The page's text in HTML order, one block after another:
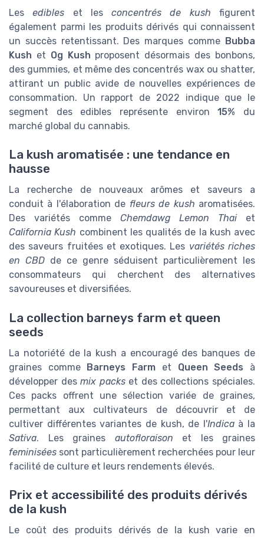
Lesedibles et lesconcentrés de kush figurent
également parmi les produits dérivés qui connaissent
un succès retentissant. Des marques comme Bubba
Kush et Og Kush proposent désormais des bonbons,
des gummies, et même des concentrés wax ou shatter,
attirant un public avide de nouvelles expériences de
consommation. Un rapport de 2022 indique que le
segment des edibles représente environ15% du
marché global du cannabis.
La kush aromatisée : une tendance en
hausse
La recherche de nouveaux arômes et saveurs a
conduit à l'élaboration de fleurs de kush aromatisées.
Des variétés comme Chemdawg Lemon Thai et
California Kush combinent les qualités de la kush avec
des saveurs fruitées et exotiques. Les variétés riches
en CBD de ce genre séduisent particulièrement les
consommateurs qui cherchent des alternatives
savoureuses et diversifiées.
La collection barneys farm et queen
seeds
La notoriété de la kush a encouragé des banques de
graines comme Barneys Farm et Queen Seeds à
développer desmix packset des collections spéciales.
Ces packs offrent une sélection variée de graines,
permettant aux cultivateurs de découvrir et de
cultiver différentes variantes de kush, de l'Indicaà la
Sativa. Les graines autofloraison et les graines
feminisées sont particulièrement recherchées pour leur
facilité de culture et leurs rendements élevés.
Prix et accessibilité des produits dérivés
de la kush
Le coût des produits dérivés de la kush varie en